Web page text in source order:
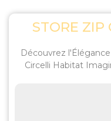
STORE ZIP
Découvrez
Circelli Habitat